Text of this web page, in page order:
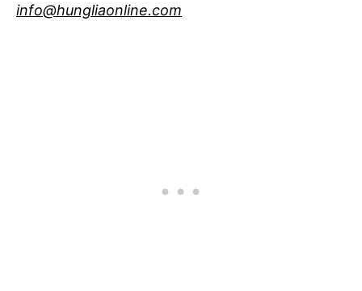
info@hungliaonline.com